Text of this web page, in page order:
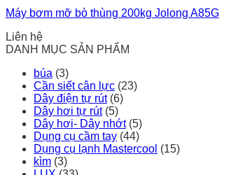
Máy bơm mỡ bò thùng 200kg Jolong A85G
Liên hệ
DANH MỤC SẢN PHẨM
búa (3)
Cần siết cân lực (23)
Dây điện tự rút (6)
Dây hơi tự rút (5)
Dây hơi- Dây nhớt (5)
Dụng cụ cầm tay (44)
Dụng cụ lạnh Mastercool (15)
kìm (3)